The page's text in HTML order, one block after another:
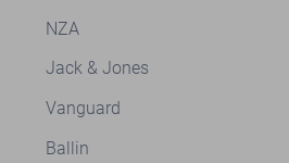
NZA
Jack & Jones
Vanguard
Ballin